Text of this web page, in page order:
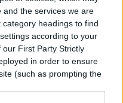
and the services we are
headings to find
according to your
First Party Strictly
in order to ensure
(such as prompting the
camuflada en la
conseguir el
bases de